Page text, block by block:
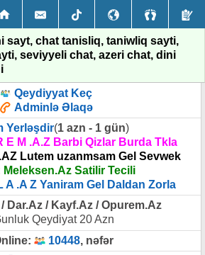
sayt, chat tanisliq, taniwliq sayti,
seviyyeli chat, azeri chat, dini
Qeydiyyat Keç
Adminlə Əlaqə
Yerləşdir(1 azn - 1 gün)
E M .A.Z Barbi Qizlar Burda Tkla
Lutem uzanmsam Gel Sevwek
Meleksen.Az Satilir Tecili
A .A Z Yaniram Gel Daldan Zorla
Dar.Az / Kayf.Az / Opurem.Az
Qeydiyat 20 Azn
10448, nəfər